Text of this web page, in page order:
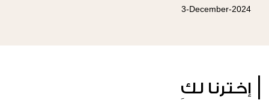
3-December-2024
إخترنا لكِ